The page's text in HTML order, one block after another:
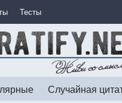
Тесты
Случайная